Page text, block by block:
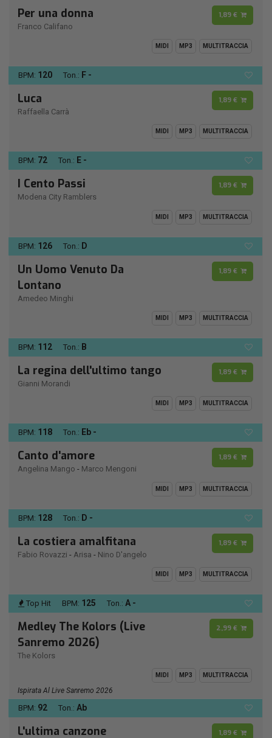
Per una donna
Franco Califano
1,89 €
MIDI MP3 MULTITRACCIA
BPM: 120 Ton.: F -
Luca
Raffaella Carrà
1,89 €
MIDI MP3 MULTITRACCIA
BPM: 72 Ton.: E -
I Cento Passi
Modena City Ramblers
1,89 €
MIDI MP3 MULTITRACCIA
BPM: 126 Ton.: D
Un Uomo Venuto Da
Lontano
Amedeo Minghi
1,89 €
MIDI MP3 MULTITRACCIA
BPM: 112 Ton.: B
La regina dell'ultimo tango
Gianni Morandi
1,89 €
MIDI MP3 MULTITRACCIA
BPM: 118 Ton.: Eb -
Canto d'amore
Angelina Mango - Marco Mengoni
1,89 €
MIDI MP3 MULTITRACCIA
BPM: 128 Ton.: D -
La costiera amalfitana
Fabio Rovazzi - Arisa - Nino D'angelo
1,89 €
MIDI MP3 MULTITRACCIA
Top Hit BPM: 125 Ton.: A -
Medley The Kolors (Live
Sanremo 2026)
The Kolors
2,99 €
MIDI MP3 MULTITRACCIA
Ispirata Al Live Sanremo 2026
BPM: 92 Ton.: Ab
L'ultima canzone 1,89 €